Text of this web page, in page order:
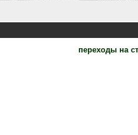
переходы на